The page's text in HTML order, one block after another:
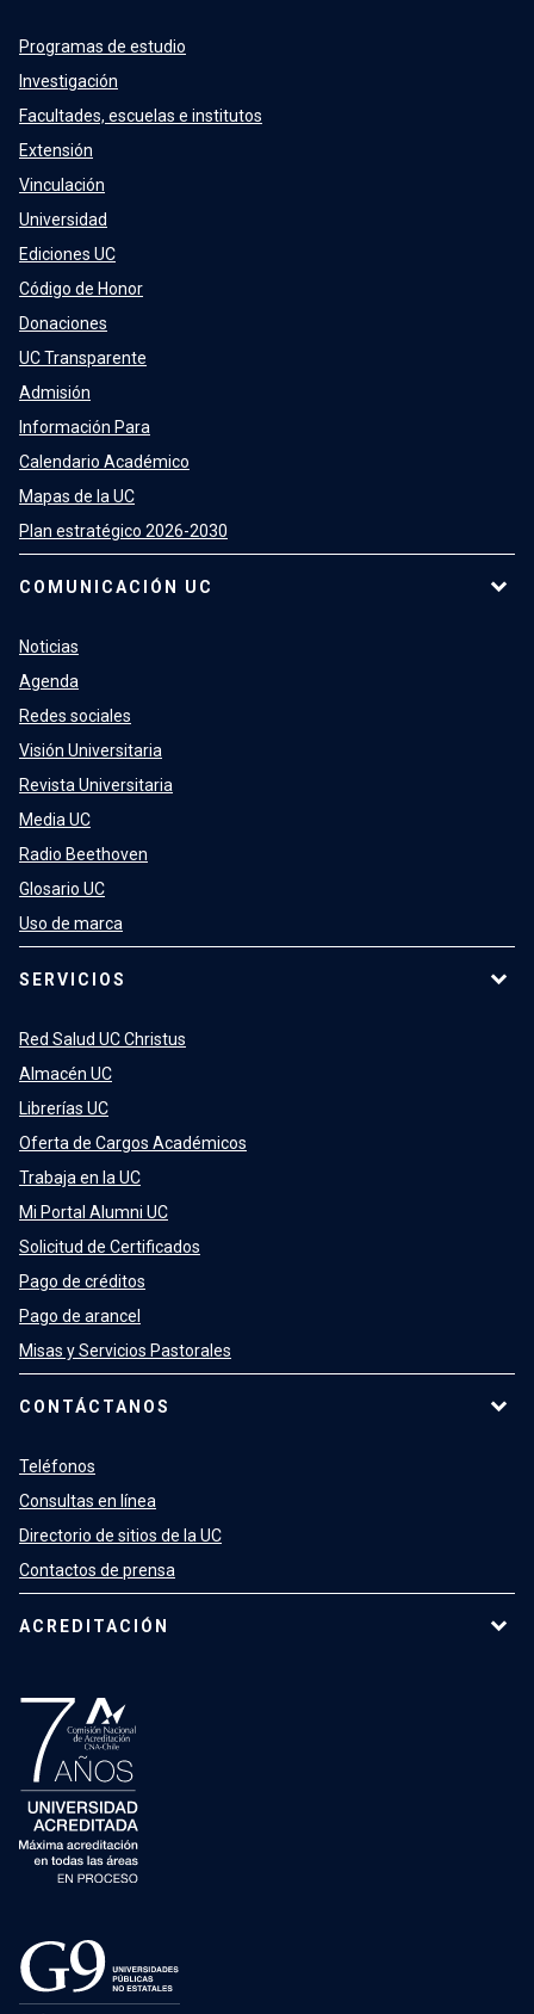
Programas de estudio
Investigación
Facultades, escuelas e institutos
Extensión
Vinculación
Universidad
Ediciones UC
Código de Honor
Donaciones
UC Transparente
Admisión
Información Para
Calendario Académico
Mapas de la UC
Plan estratégico 2026-2030
COMUNICACIÓN UC
Noticias
Agenda
Redes sociales
Visión Universitaria
Revista Universitaria
Media UC
Radio Beethoven
Glosario UC
Uso de marca
SERVICIOS
Red Salud UC Christus
Almacén UC
Librerías UC
Oferta de Cargos Académicos
Trabaja en la UC
Mi Portal Alumni UC
Solicitud de Certificados
Pago de créditos
Pago de arancel
Misas y Servicios Pastorales
CONTÁCTANOS
Teléfonos
Consultas en línea
Directorio de sitios de la UC
Contactos de prensa
ACREDITACIÓN